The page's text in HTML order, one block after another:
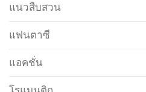
แนวสืบสวน
แฟนตาซี
แอคชั่น